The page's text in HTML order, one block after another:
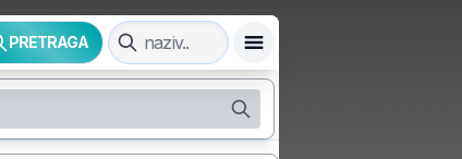
PRETRAGA